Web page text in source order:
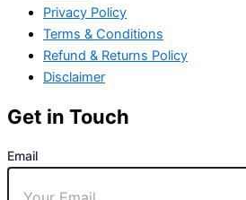
Privacy Policy
Terms & Conditions
Refund & Returns Policy
Disclaimer
Get in Touch
Email